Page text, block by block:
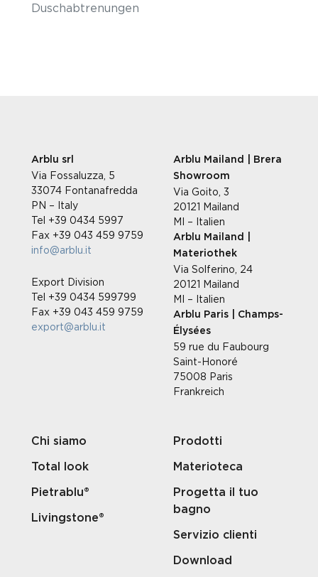
Duschabtrenungen
Arblu srl
Via Fossaluzza, 5
33074 Fontanafredda
PN – Italy
Tel +39 0434 5997
Fax +39 043 459 9759
info@arblu.it
Export Division
Tel +39 0434 599799
Fax +39 043 459 9759
export@arblu.it
Arblu Mailand | Brera
Showroom
Via Goito, 3
20121 Mailand
MI – Italien
Arblu Mailand |
Materiothek
Via Solferino, 24
20121 Mailand
MI – Italien
Arblu Paris | Champs-
Élysées
59 rue du Faubourg
Saint-Honoré
75008 Paris
Frankreich
Chi siamo
Total look
Pietrablu®
Livingstone®
Prodotti
Materioteca
Progetta il tuo
bagno
Servizio clienti
Download